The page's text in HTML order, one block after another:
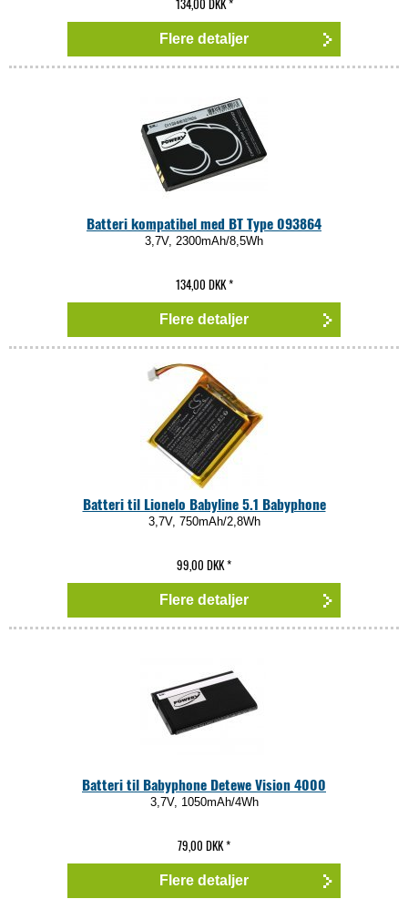
134,00 DKK*
Flere detaljer
Batteri kompatibel med BT Type 093864
3,7V, 2300mAh/8,5Wh
134,00 DKK*
Flere detaljer
Batteri til Lionelo Babyline 5.1 Babyphone
3,7V, 750mAh/2,8Wh
99,00 DKK*
Flere detaljer
Batteri til Babyphone Detewe Vision 4000
3,7V, 1050mAh/4Wh
79,00 DKK*
Flere detaljer